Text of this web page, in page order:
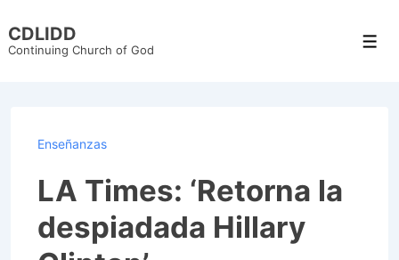
Skip
CDLIDD
Continuing Church of God
Enseñanzas
LA Times: ‘Retorna la
despiadada Hillary